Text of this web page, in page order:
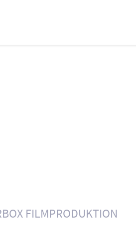
FILMPRODUKTION